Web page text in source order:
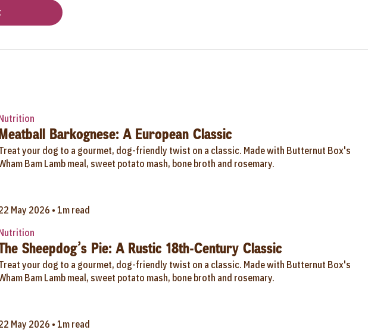
Barkognese: A European Classic
your dog to a gourmet, dog-friendly twist on a classic. Made with Butternut Box's
Bam Lamb meal, sweet potato mash, bone broth and rosemary.
May 2026 • 1m read
Sheepdog’s Pie: A Rustic 18th-Century Classic
your dog to a gourmet, dog-friendly twist on a classic. Made with Butternut Box's
Bam Lamb meal, sweet potato mash, bone broth and rosemary.
May 2026 • 1m read